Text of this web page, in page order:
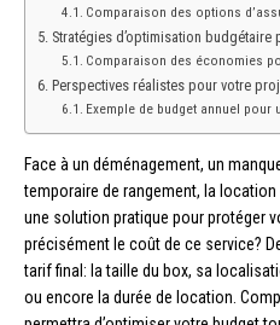
Comparaison des options
Stratégies d’optimisation budgétaire
Comparaison des économies
Perspectives réalistes pour votre
Exemple de budget annuel pour
Face à un déménagement, un
temporaire de rangement, la
une solution pratique pour protéger
précisément le coût de ce service?
tarif final: la taille du box, sa
ou encore la durée de location.